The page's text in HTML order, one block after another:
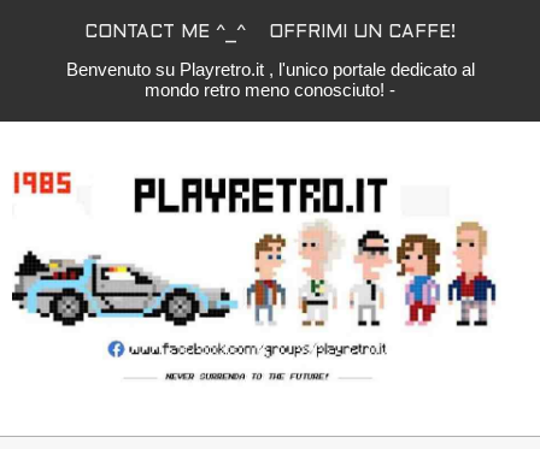
CONTACT ME ^_^ OFFRIMI UN CAFFE!
Benvenuto su Playretro.it , l'unico portale dedicato al
mondo retro meno conosciuto! -